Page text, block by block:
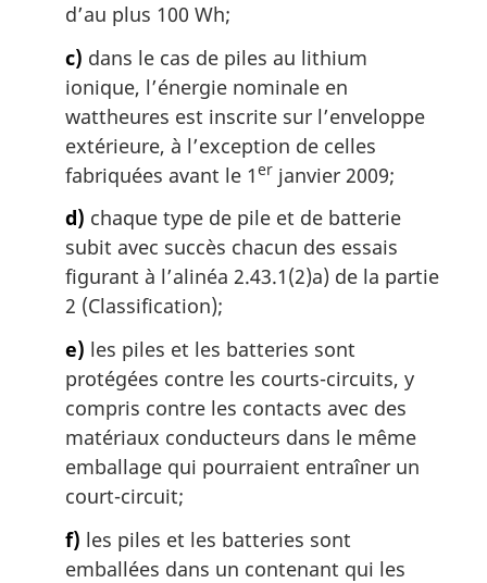
d’au plus 100 Wh;
c) dans le cas de piles au lithium
ionique, l’énergie nominale en
wattheures est inscrite sur l’enveloppe
extérieure, à l’exception de celles
fabriquées avant le 1er janvier 2009;
d) chaque type de pile et de batterie
subit avec succès chacun des essais
figurant à l’alinéa 2.43.1(2)a) de la partie
2 (Classification);
e) les piles et les batteries sont
protégées contre les courts-circuits, y
compris contre les contacts avec des
matériaux conducteurs dans le même
emballage qui pourraient entraîner un
court-circuit;
f) les piles et les batteries sont
emballées dans un contenant qui les